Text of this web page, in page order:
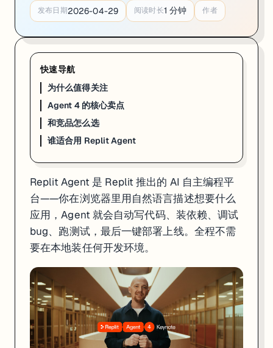
为什么值得关注
2026 年 3 月，Replit 发布 Agent 4，同时完成 4 亿美元 D 轮融资，
这些数字说明一件事：用 AI 写代码已经从"玩具"变成了"生产力工具"
Agent 4 的核心卖点
Agent 4 最大的变化是引入了**并行子代理（Parallel Sub-Agents）**
你的 Prompt
发布日期2026-04-29 阅读时长1 分钟 作者
快速导航
为什么值得关注
Agent 4 的核心卖点
和竞品怎么选
谁适合用 Replit Agent
Replit Agent 是 Replit 推出的 AI 自主编程平
台——你在浏览器里用自然语言描述想要什么
应用，Agent 就会自动写代码、装依赖、调试
bug、跑测试，最后一键部署上线。全程不需
要在本地装任何开发环境。